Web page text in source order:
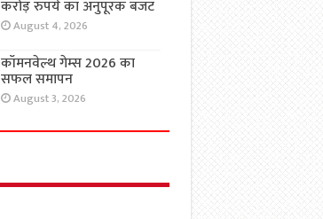
करोड़ रुपये का अनुपूरक बजट
August 4, 2026
कॉमनवेल्थ गेम्स 2026 का
सफल समापन
August 3, 2026